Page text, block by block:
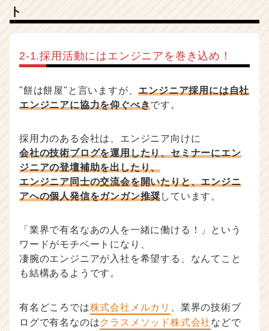
ト
2-1.採用活動にはエンジニアを巻き込め！
"餅は餅屋"と言いますが、エンジニア採用には自社
エンジニアに協力を仰ぐべきです。
採用力のある会社は、エンジニア向けに
会社の技術ブログを運用したり、セミナーにエン
ジニアの登壇補助を出したり、
エンジニア同士の交流会を開いたりと、エンジニ
アへの個人発信をガンガン推奨しています。
「業界で有名なあの人を一緒に働ける！」という
ワードがモチベートになり、
凄腕のエンジニアが入社を希望する、なんてこと
も結構あるようです。
有名どころでは株式会社メルカリ 、業界の技術ブ
ログで有名なのはクラスメソッド株式会社などで